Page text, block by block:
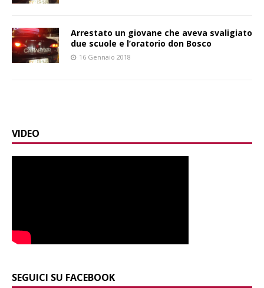
Arrestato un giovane che aveva svaligiato
due scuole e l’oratorio don Bosco
16 Gennaio 2018
VIDEO
SEGUICI SU FACEBOOK